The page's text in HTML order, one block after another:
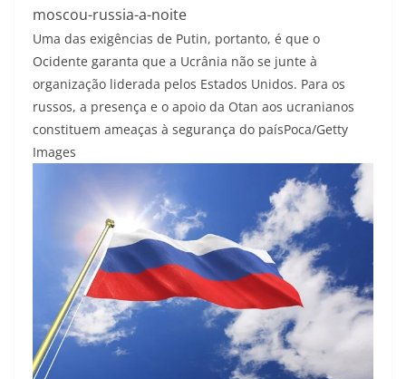
moscou-russia-a-noite
Uma das exigências de Putin, portanto, é que o
Ocidente garanta que a Ucrânia não se junte à
organização liderada pelos Estados Unidos. Para os
russos, a presença e o apoio da Otan aos ucranianos
constituem ameaças à segurança do paísPoca/Getty
Images